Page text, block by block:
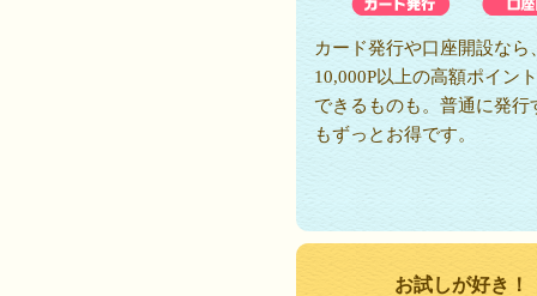
カード発行や口座開設なら
10,000P以上の高額ポイン
できるものも。普通に発行
もずっとお得です。
お試しが好き！